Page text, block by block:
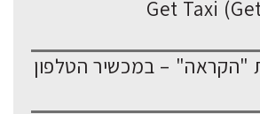
"הקראה" – במכשיר הטלפון